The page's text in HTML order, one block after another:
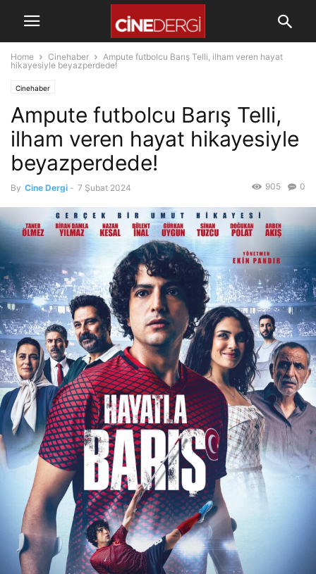
Home Cinehaber
Ampute futbolcu Barış Telli, ilham veren hayat
hikayesiyle beyazperdede!
Cinehaber
Ampute futbolcu Barış Telli,
ilham veren hayat hikayesiyle
beyazperdede!
By Cine Dergi - 7 Şubat 2024 0
905